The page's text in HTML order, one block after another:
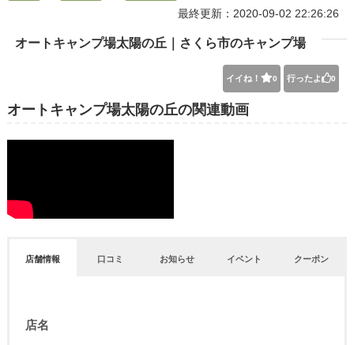
最終更新：2020-09-02 22:26:26
オートキャンプ場太陽の丘｜さくら市のキャンプ場
イイね！ 0 行ったよ 0
オートキャンプ場太陽の丘の関連動画
店舗情報 口コミ お知らせ イベント クーポン
店名